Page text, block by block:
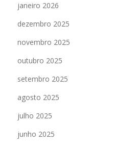
janeiro 2026
dezembro 2025
novembro 2025
outubro 2025
setembro 2025
agosto 2025
julho 2025
junho 2025